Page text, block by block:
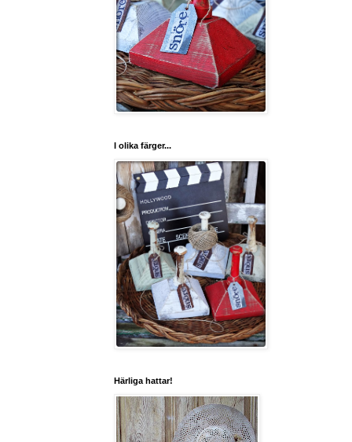
I olika färger...
Härliga hattar!